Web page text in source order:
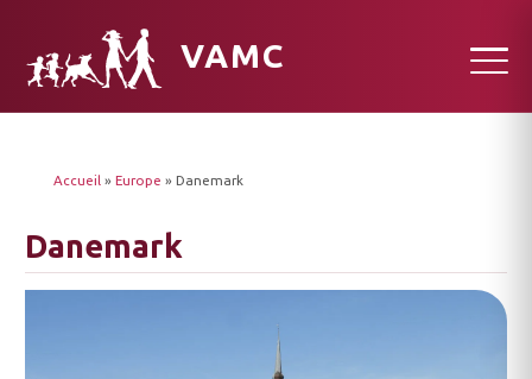
VAMC
Accueil » Europe » Danemark
Danemark